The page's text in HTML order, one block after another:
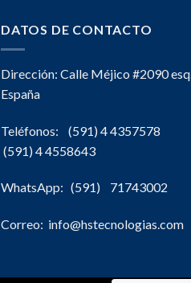
DATOS DE CONTACTO
Dirección: Calle Méjico #2090 esq.
España
Teléfonos: (591) 4 4357578
(591) 4 4558643
WhatsApp: (591) 71743002
Correo: info@hstecnologias.com